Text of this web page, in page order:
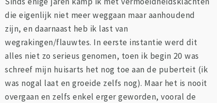
die eigenlijk niet meer weggaan maar aanhoudend
zijn, en daarnaast heb ik last van
wegrakingen/flauwtes. In eerste instantie werd dit
alles niet zo serieus genomen, toen ik begin 20 was
schreef mijn huisarts het nog toe aan de puberteit (ik
was nogal laat en groeide zelfs nog). Maar het is nooit
overgaan en zelfs enkel erger geworden, vooral de